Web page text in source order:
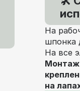
На
шпонка
На все
Монтаж
на